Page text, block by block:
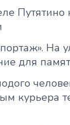
Путятино
На
для
курьера